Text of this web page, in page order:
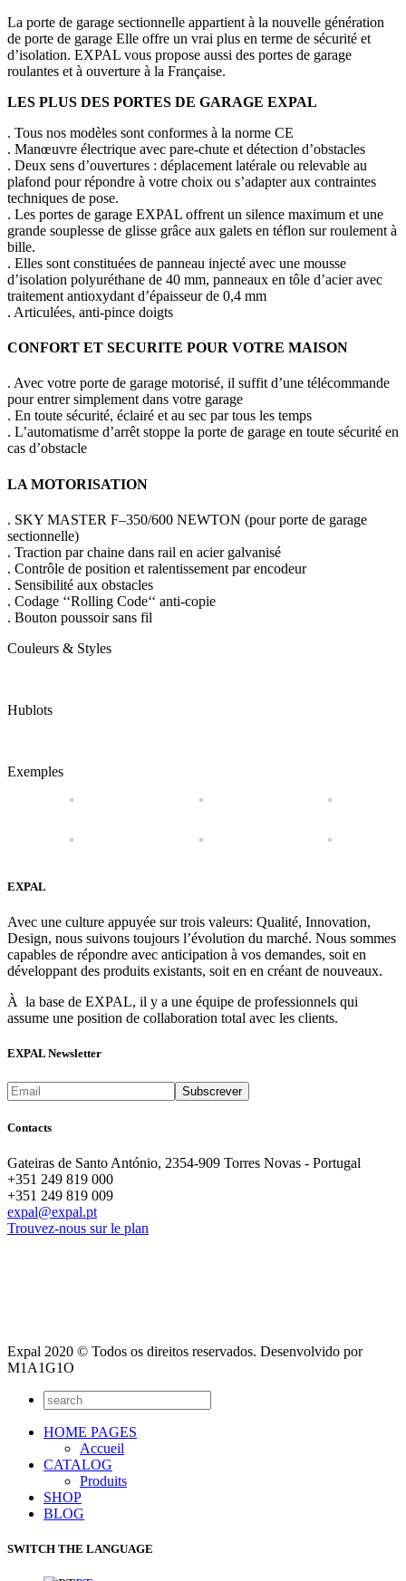
La porte de garage sectionnelle appartient à la nouvelle génération
de porte de garage Elle offre un vrai plus en terme de sécurité et
d’isolation. EXPAL vous propose aussi des portes de garage
roulantes et à ouverture à la Française.
LES PLUS DES PORTES DE GARAGE EXPAL
. Tous nos modèles sont conformes à la norme CE
. Manœuvre électrique avec pare-chute et détection d’obstacles
. Deux sens d’ouvertures : déplacement latérale ou relevable au
plafond pour répondre à votre choix ou s’adapter aux contraintes
techniques de pose.
. Les portes de garage EXPAL offrent un silence maximum et une
grande souplesse de glisse grâce aux galets en téflon sur roulement à
bille.
. Elles sont constituées de panneau injecté avec une mousse
d’isolation polyuréthane de 40 mm, panneaux en tôle d’acier avec
traitement antioxydant d’épaisseur de 0,4 mm
. Articulées, anti-pince doigts
CONFORT ET SECURITE POUR VOTRE MAISON
. Avec votre porte de garage motorisé, il suffit d’une télécommande
pour entrer simplement dans votre garage
. En toute sécurité, éclairé et au sec par tous les temps
. L’automatisme d’arrêt stoppe la porte de garage en toute sécurité en
cas d’obstacle
LA MOTORISATION
. SKY MASTER F–350/600 NEWTON (pour porte de garage
sectionnelle)
. Traction par chaine dans rail en acier galvanisé
. Contrôle de position et ralentissement par encodeur
. Sensibilité aux obstacles
. Codage ‘‘Rolling Code‘‘ anti-copie
. Bouton poussoir sans fil
Couleurs & Styles
Hublots
Exemples
EXPAL
Avec une culture appuyée sur trois valeurs: Qualité, Innovation,
Design, nous suivons toujours l’évolution du marché. Nous sommes
capables de répondre avec anticipation à vos demandes, soit en
développant des produits existants, soit en en créant de nouveaux.
À la base de EXPAL, il y a une équipe de professionnels qui
assume une position de collaboration total avec les clients.
EXPAL Newsletter
Contacts
Gateiras de Santo António, 2354-909 Torres Novas - Portugal
+351 249 819 000
+351 249 819 009
expal@expal.pt
Trouvez-nous sur le plan
Expal 2020 © Todos os direitos reservados. Desenvolvido por
M1A1G1O
HOME PAGES
Accueil
CATALOG
Produits
SHOP
BLOG
SWITCH THE LANGUAGE